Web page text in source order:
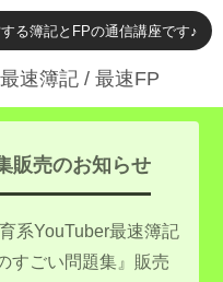
る簿記とFPの通信講座です♪
速簿記 / 最速FP
販売のお知らせ
系YouTuber最速簿記
すごい問題集』販売